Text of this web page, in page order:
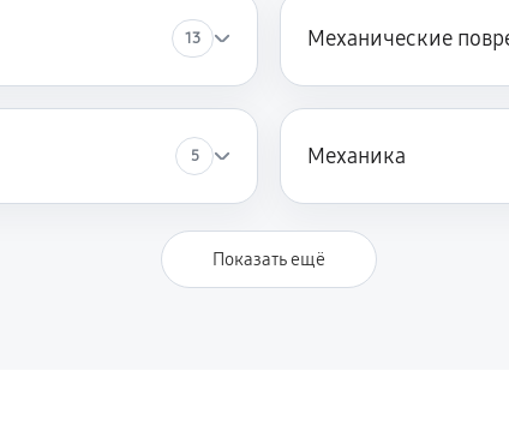
13 Механические
5 Механика
Показать ещё